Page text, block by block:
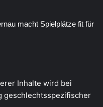
macht Spielplätze fit für
Inhalte wird bei
geschlechtsspezifischer